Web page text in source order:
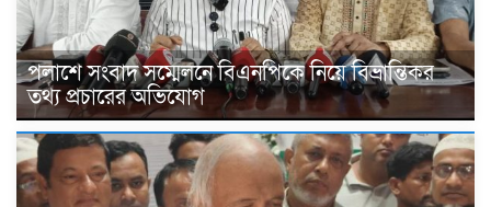
পলাশে সংবাদ সম্মেলনে বিএনপিকে নিয়ে বিভ্রান্তিকর
তথ্য প্রচারের অভিযোগ